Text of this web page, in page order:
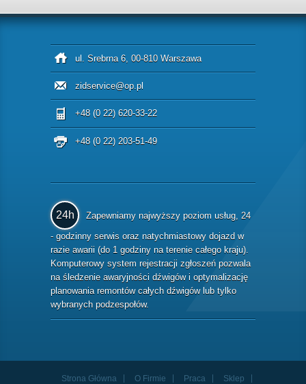
ul. Srebrna 6, 00-810 Warszawa
zidservice@op.pl
+48 (0 22) 620-33-22
+48 (0 22) 203-51-49
24h
Zapewniamy najwyższy poziom usług, 24
- godzinny serwis oraz natychmiastowy dojazd w
razie awarii (do 1 godziny na terenie całego kraju).
Komputerowy system rejestracji zgłoszeń pozwala
na śledzenie awaryjności dźwigów i optymalizację
planowania remontów całych dźwigów lub tylko
wybranych podzespołów.
Strona Główna O Firmie Praca
Sklep